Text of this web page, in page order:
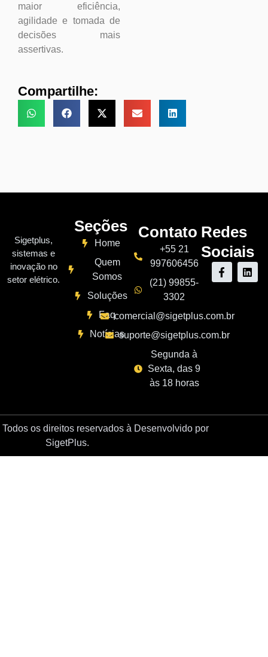
maior eficiência,
agilidade e tomada de
decisões mais
assertivas.
Compartilhe:
Sigetplus,
sistemas e
inovação no
setor elétrico.
Seções
Home
Quem
Somos
Soluções
Faq
Notícias
Contato
+55 21
997606456
(21) 99855-
3302
comercial@sigetplus.com.br
suporte@sigetplus.com.br
Segunda à
Sexta, das 9
às 18 horas
Redes
Sociais
Todos os direitos reservados à
SigetPlus.
Desenvolvido por